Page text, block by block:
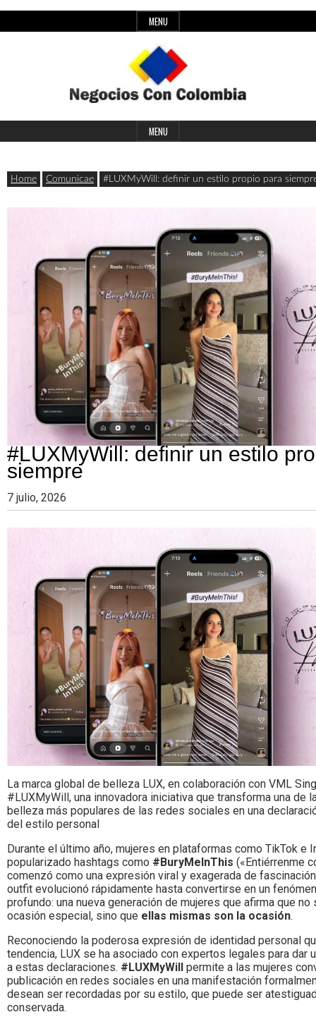
to
MENU
Negocios
con
Colombia
Últimas
noticias,
comunicados
negocios
con
Colombia.
Header
MENU
Home Comunicae #LUXMyWill: definir un estilo propio para
#LUXMyWill: definir un estilo
siempre
7 julio, 2026
La marca global de belleza LUX, en colaboración con VML
#LUXMyWill, una innovadora iniciativa que transforma una de
belleza más populares de las redes sociales en una
del estilo personal
Durante el último año, mujeres en plataformas como TikTok e
popularizado hashtags como #BuryMeInThis («Entiérrenme
comenzó como una expresión viral y exagerada de
outfit evolucionó rápidamente hasta convertirse en un
profundo: una nueva generación de mujeres que afirma que no
ocasión especial, sino que ellas mismas son la ocasión.
Reconociendo la poderosa expresión de identidad personal
tendencia, LUX se ha asociado con expertos legales para dar
a estas declaraciones. #LUXMyWill permite a las mujeres
publicación en redes sociales en una manifestación
desean ser recordadas por su estilo, que puede ser
conservada.